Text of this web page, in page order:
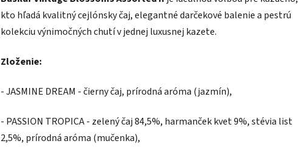
kto hľadá kvalitný cejlónsky čaj, elegantné darčekové balenie a pestrú
kolekciu výnimočných chutí v jednej luxusnej kazete.
Zloženie:
- JASMINE DREAM - čierny čaj, prírodná aróma (jazmín),
- PASSION TROPICA - zelený čaj 84,5%, harmanček kvet 9%, stévia list
2,5%, prírodná aróma (mučenka),